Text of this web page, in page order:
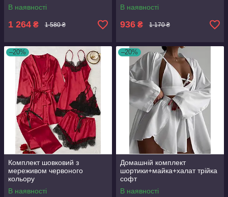
В наявності
1 264 ₴ 1 580 ₴
В наявності
936 ₴ 1 170 ₴
–20%
Комплект шовковий з
мереживом червоного
кольору
В наявності
–20%
Домашній комплект
шортики+майка+халат трійка
софт
В наявності